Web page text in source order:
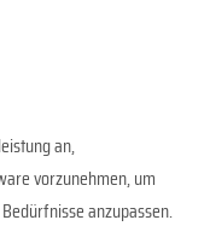
an,
vorzunehmen, um
anzupassen.